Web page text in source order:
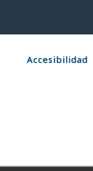
Accesibilidad